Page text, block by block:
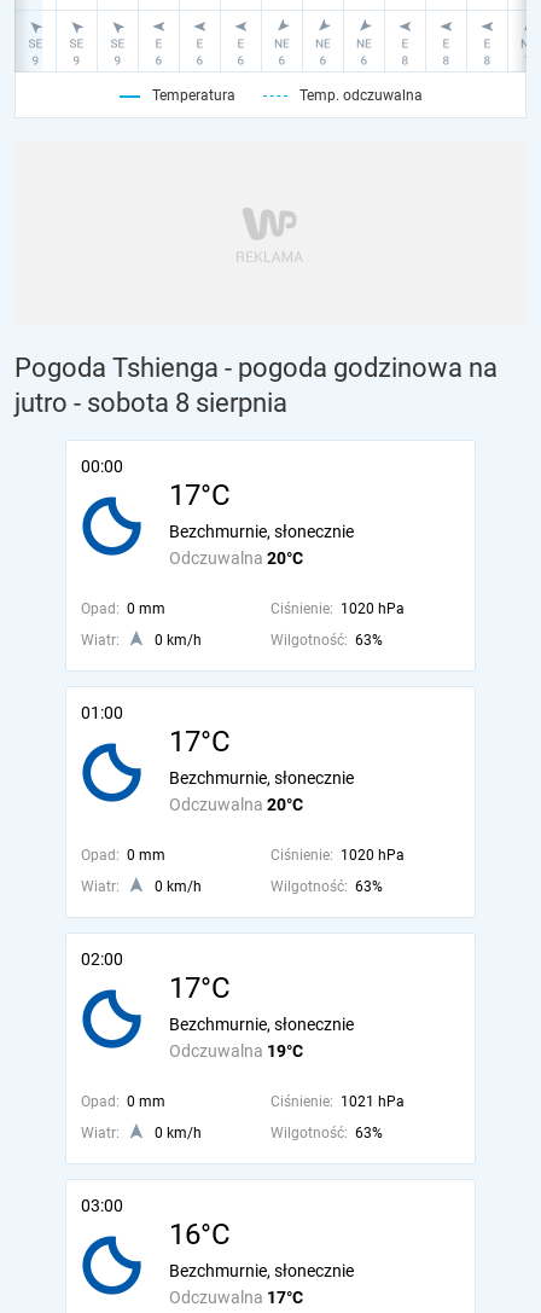
Temperatura Temp. odczuwalna
Pogoda Tshienga - pogoda godzinowa na
jutro - sobota 8 sierpnia
00:00
17°C
Odczuwalna 20°C
Bezchmurnie, słonecznie
Opad: 0 mm Ciśnienie: 1020 hPa
Wiatr:
0 km/h Wilgotność: 63%
01:00
17°C
Odczuwalna 20°C
Bezchmurnie, słonecznie
Opad: 0 mm Ciśnienie: 1020 hPa
Wiatr:
0 km/h Wilgotność: 63%
02:00
17°C
Odczuwalna 19°C
Bezchmurnie, słonecznie
Opad: 0 mm Ciśnienie: 1021 hPa
Wiatr:
0 km/h Wilgotność: 63%
03:00
16°C
Odczuwalna 17°C
Bezchmurnie, słonecznie